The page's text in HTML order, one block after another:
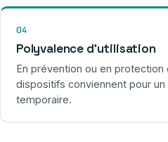
04
Polyvalence d’utilisation
En prévention ou en protection
dispositifs conviennent pour
temporaire.